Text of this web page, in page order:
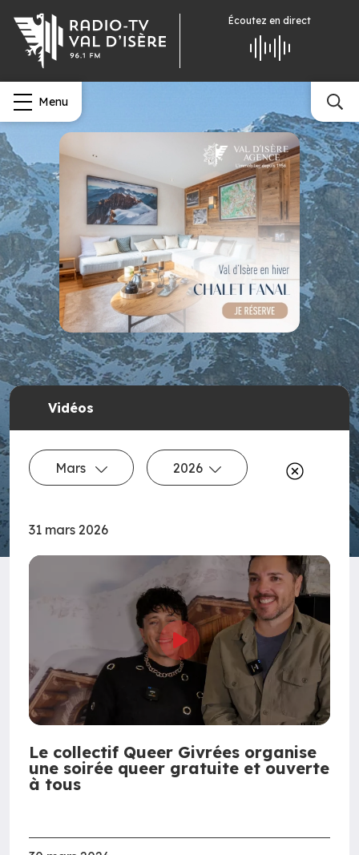
Écoutez en direct
Menu
Vidéos
Mars 2026
31 mars 2026
Le collectif Queer Givrées organise
une soirée queer gratuite et ouverte
à tous